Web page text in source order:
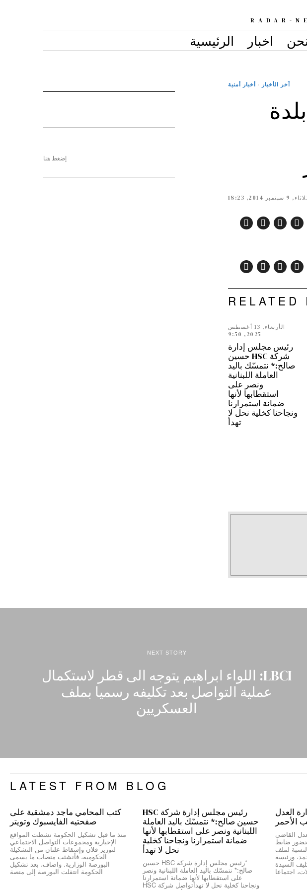
الرئيسية اخبار
آخر الأخبار · أخبار أمنية
9 سبتمبر 2014, 18:23
RELATED
الأربعاء, 13 أغسطس
2025, 9:50
رئيس مجلس إدارة
شركة HSC حسين
صالح:* نتمسّك باليد
العاملة اللبنانية
ونصر على
استقطابها لأنها
ضمانة استمرارنا
ونجاحنا كخلية نحل لا
تهدأ
إضغط هنا
NEXT STORY
LBCI: اللواء ابراهيم يتوجه الى قطر لاستكمال
عملية التواصل بعد تكليفه رسميا بملف
العسكريين
LATEST FROM BLOG
العدل
الأحمر
القاضي
ضابط
لملف
ورئيسة
السيدة
اجتماعا
رئيس مجلس إدارة شركة HSC
حسين صالح:* نتمسّك باليد العاملة
اللبنانية ونصر على استقطابها لأنها
ضمانة استمرارنا ونجاحنا كخلية
نحل لا تهدأ
*رئيس مجلس إدارة شركة HSC حسين
صالح:* نتمسّك باليد العاملة اللبنانية ونصر
على استقطابها لأنها ضمانة استمرارنا
ونجاحنا كخلية نحل لا تهدأتواصل شركة HSC
كتب المحامي ماجد دمشقية على
صفحتيه الفايسبوك وتويتر
منذ ما قبل تشكيل الحكومة نشطت المواقع
الإخبارية ومجموعات التواصل الاجتماعي
لتوزير فلان وإسقاط علتان من التشكيلة
الحكومية، فأنشئت منصات ما يسمى
البورصة الوزارية. واضاف، بعد تشكيل
الحكومة انتقلت البورصة إلى منصة